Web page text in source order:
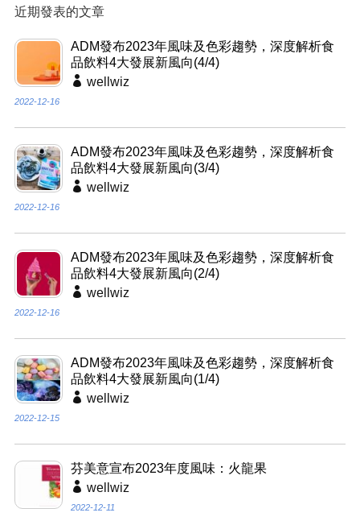
近期發表的文章
ADM發布2023年風味及色彩趨勢，深度解析食
品飲料4大發展新風向(4/4)
wellwiz
2022-12-16
ADM發布2023年風味及色彩趨勢，深度解析食
品飲料4大發展新風向(3/4)
wellwiz
2022-12-16
ADM發布2023年風味及色彩趨勢，深度解析食
品飲料4大發展新風向(2/4)
wellwiz
2022-12-16
ADM發布2023年風味及色彩趨勢，深度解析食
品飲料4大發展新風向(1/4)
wellwiz
2022-12-15
芬美意宣布2023年度風味：火龍果
wellwiz
2022-12-11